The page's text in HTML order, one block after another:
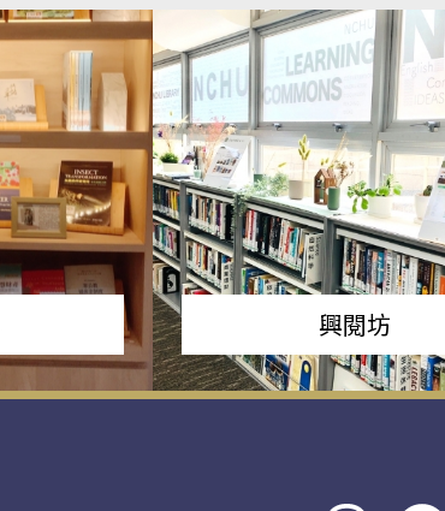
興閱坊